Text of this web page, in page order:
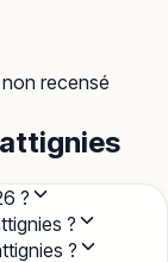
non recensé
?
?
?